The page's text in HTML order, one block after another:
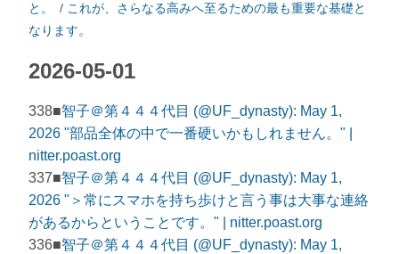
と。
/ これが、さらなる高みへ至るための最も重要な基礎と
なります。
2026-05-01
338■智子＠第４４４代目 (@UF_dynasty): May 1,
2026 "部品全体の中で一番硬いかもしれません。" |
nitter.poast.org
337■智子＠第４４４代目 (@UF_dynasty): May 1,
2026 "＞常にスマホを持ち歩けと言う事は大事な連絡
があるからということです。" | nitter.poast.org
336■智子＠第４４４代目 (@UF_dynasty): May 1,